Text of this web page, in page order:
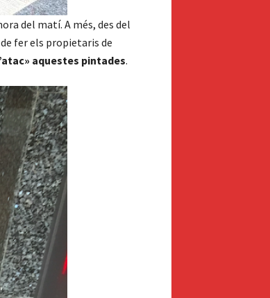
del matí. A més, des del
fer els propietaris de
aquestes pintades.